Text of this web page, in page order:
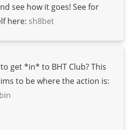
see how it goes! See for
here: sh8bet
get *in* to BHT Club? This
to be where the action is: